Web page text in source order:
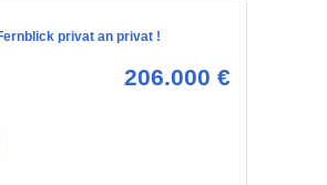
privat an privat !
206.000 €